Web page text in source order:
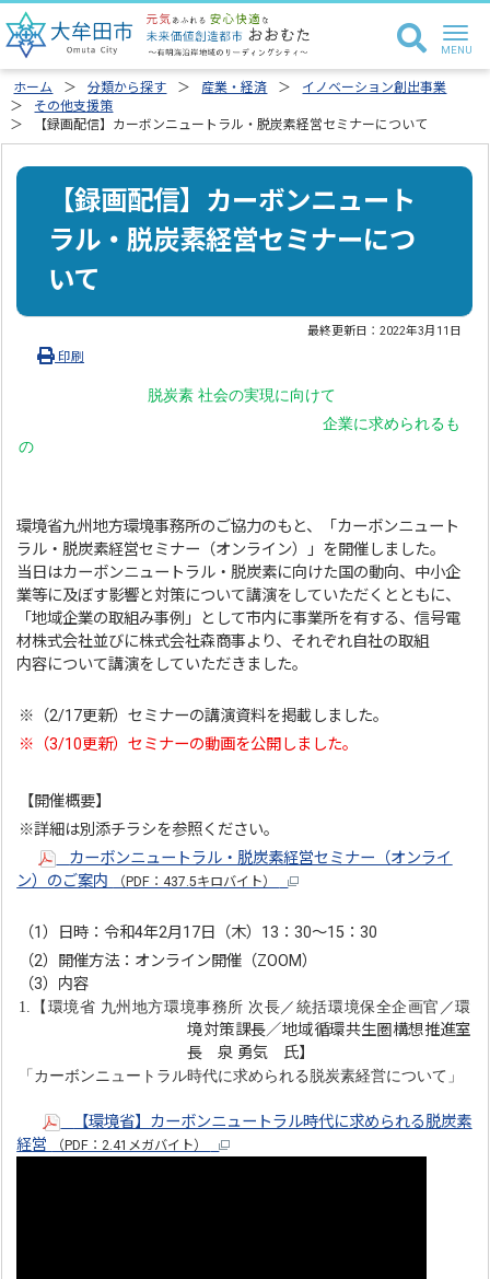
ホーム 分類から探す 産業・経済
イノベーション創出事業
その他支援策
【録画配信】カーボンニュートラル・脱炭素経営セミナーについて
【録画配信】カーボンニュート
ラル・脱炭素経営セミナーにつ
いて
最終更新日：2022年3月11日
印刷
脱炭素社会の実現に向けて
企業に求められるも
の
環境省九州地方環境事務所のご協力のもと、「カーボンニュート
ラル・脱炭素経営セミナー（オンライン）」を開催しました。
当日はカーボンニュートラル・脱炭素に向けた国の動向、中小企
業等に及ぼす影響と対策について講演をしていただくとともに、
「地域企業の取組み事例」として市内に事業所を有する、信号電
材株式会社並びに株式会社森商事より、それぞれ自社の取組
内容について講演をしていただきました。
※（2/17更新）セミナーの講演資料を掲載しました。
※（3/10更新）セミナーの動画を公開しました。
【開催概要】
※詳細は別添チラシを参照ください。
カーボンニュートラル・脱炭素経営セミナー（オンライ
ン）のご案内
（PDF：437.5キロバイト）
（1）日時：令和4年2月17日（木）13：30～15：30
（2）開催方法：オンライン開催（ZOOM）
（3）内容
1.【環境省 九州地方環境事務所 次長／統括環境保全企画官／環
境対策課長／地域循環共生圏構想推進室
長 泉 勇気 氏】
「カーボンニュートラル時代に求められる脱炭素経営について」
【環境省】カーボンニュートラル時代に求められる脱炭素
経営
（PDF：2.41メガバイト）